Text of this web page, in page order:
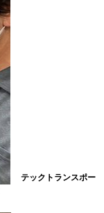
テックトランスポー